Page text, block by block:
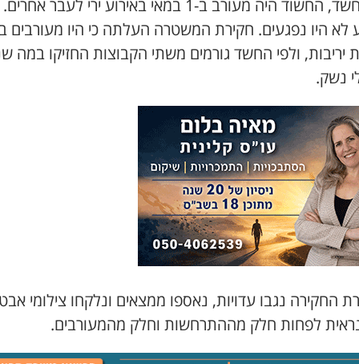
לפי החשד, החשוד היה מעורב ב-1 במאי באירוע ירי לעבר אחרים.
לא היו נפגעים. חקירת המשטרה העלתה כי היו מעורבים
יריבות, ולפי החשד גורמים משתי הקבוצות החזיקו במה
נשק.
החקירה נגבו עדויות, נאספו ממצאים ונלקחו צילומי
לפחות חלק מההתרחשות וחלק מהמעורבים.